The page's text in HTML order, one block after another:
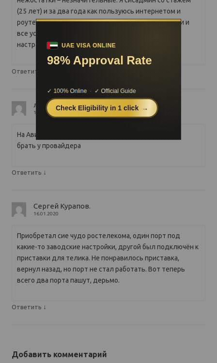
(25 лет) и за два года как пользуюсь интернетом и
роутером провайдера – ни разу не менял настройки и
все устраивает. Интернет быстрый, стабильный, а
настраивать роутер на 50 гостей мне не надо
Ответить
лекс
12.01.2020
На Авито цена б/у роутера 300-500 рублей. Не надо
брать у провайдера
Ответить ↓
Сергей Курапов.
16.01.2020
Приобретал сие чудо ростелекома, один порт под
какие-то заводские настройки, другой был подключён к
приставки для телика. Не понравилось приставка,
вернул назад, но порт не стал работать. Вот теперь
всего два порта пашут, дерьмо.
Ответить ↓
Добавить комментарий